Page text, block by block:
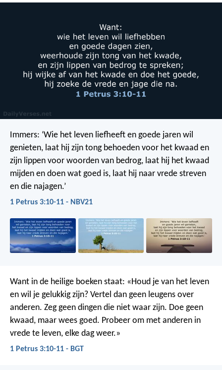
Immers: ‘Wie het leven liefheeft en goede jaren wil
genieten, laat hij zijn tong behoeden voor het kwaad en
zijn lippen voor woorden van bedrog, laat hij het kwaad
mijden en doen wat goed is, laat hij naar vrede streven
en die najagen.’
1 Petrus 3:10-11 - NBV21
Want in de heilige boeken staat: «Houd je van het leven
en wil je gelukkig zijn? Vertel dan geen leugens over
anderen. Zeg geen dingen die niet waar zijn. Doe geen
kwaad, maar wees goed. Probeer om met anderen in
vrede te leven, elke dag weer.»
1 Petrus 3:10-11 - BGT